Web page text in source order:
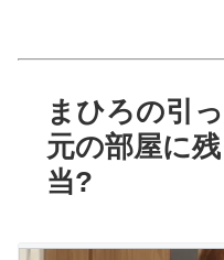
まひろの引
元の部屋に
当?